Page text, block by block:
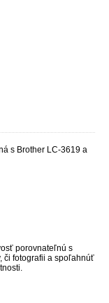
s Brother LC-3619 a
porovnateľnú s
či fotografii a spoľahnúť